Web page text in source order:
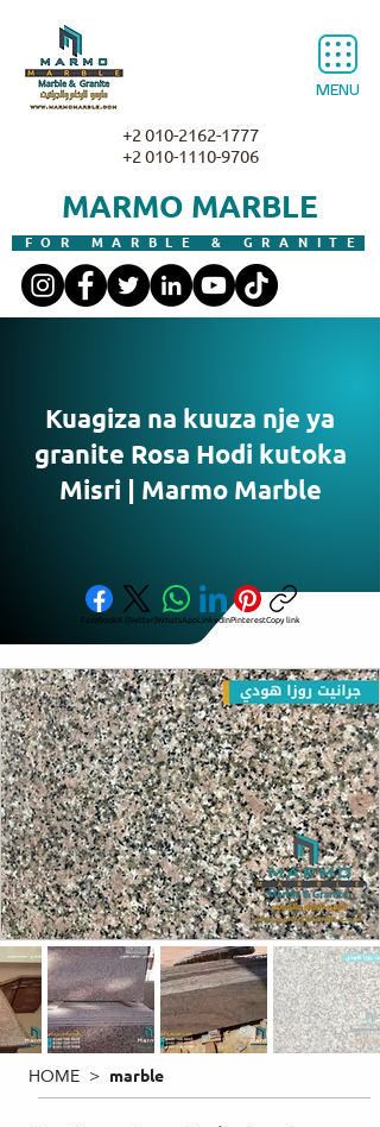
MENU
MARMO MARBLE
FOR MARBLE & GRANITE
+2 010-2162-1777
+2 010-1110-9706
Kuagiza na kuuza nje ya
granite Rosa Hodi kutoka
Misri | Marmo Marble
FacebookX (Twitter)WhatsAppLinkedInPinterestCopy link
HOME > marble